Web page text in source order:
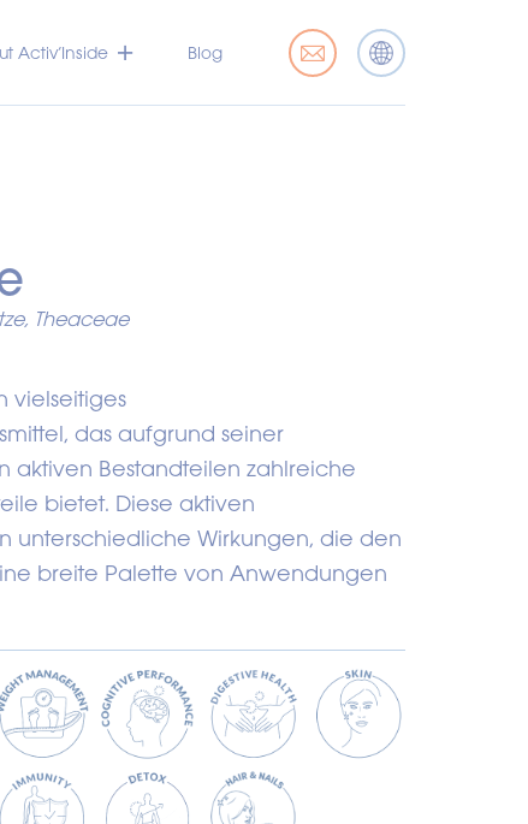
Activ’Inside Blog
Theaceae
vielseitiges
das aufgrund seiner
aktiven Bestandteilen zahlreiche
bietet. Diese aktiven
unterschiedliche Wirkungen, die den
breite Palette von Anwendungen